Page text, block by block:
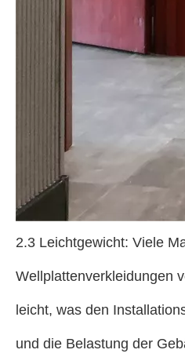
2.3 Leichtgewicht: Viele
Wellplattenverkleidungen
leicht, was den
und die Belastung der